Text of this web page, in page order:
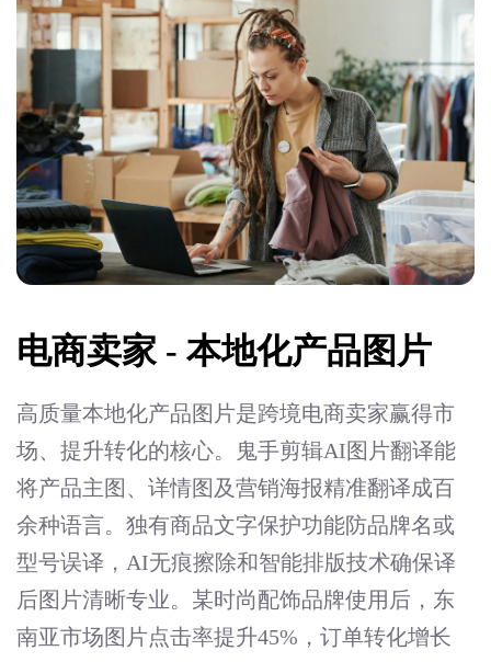
电商卖家 - 本地化产品图片
高质量本地化产品图片是跨境电商卖家赢得市
场、提升转化的核心。鬼手剪辑AI图片翻译能
将产品主图、详情图及营销海报精准翻译成百
余种语言。独有商品文字保护功能防品牌名或
型号误译，AI无痕擦除和智能排版技术确保译
后图片清晰专业。某时尚配饰品牌使用后，东
南亚市场图片点击率提升45%，订单转化增长